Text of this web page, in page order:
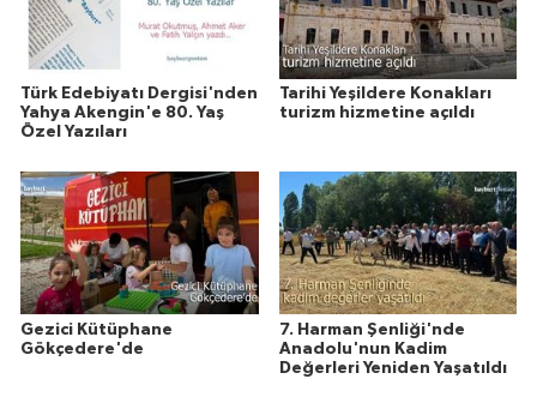
Türk Edebiyatı Dergisi'nden
Yahya Akengin'e 80. Yaş
Özel Yazıları
Tarihi Yeşildere Konakları
turizm hizmetine açıldı
Gezici Kütüphane
Gökçedere'de
7. Harman Şenliği'nde
Anadolu'nun Kadim
Değerleri Yeniden Yaşatıldı